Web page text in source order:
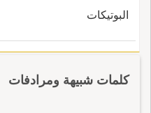
المرفق أو المشروع
الامتياز في حالة جيدة
البوتيكات
كلمات شبيهة ومرادفات